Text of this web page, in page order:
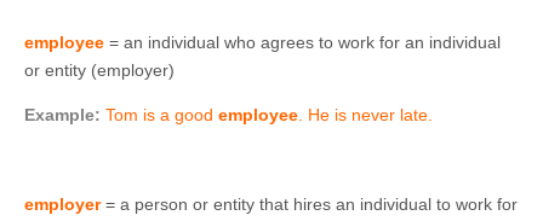
employee = an individual who agrees to work for an individual
or entity (employer)
Example: Tom is a good employee . He is never late.
employer= a person or entity that hires an individual to work for